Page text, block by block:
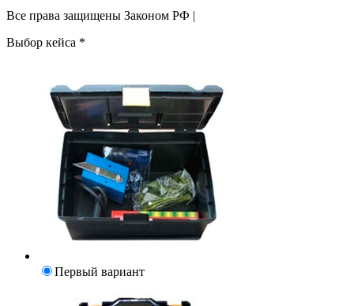
Все права защищены Законом РФ |
Выбор кейса *
Первый вариант